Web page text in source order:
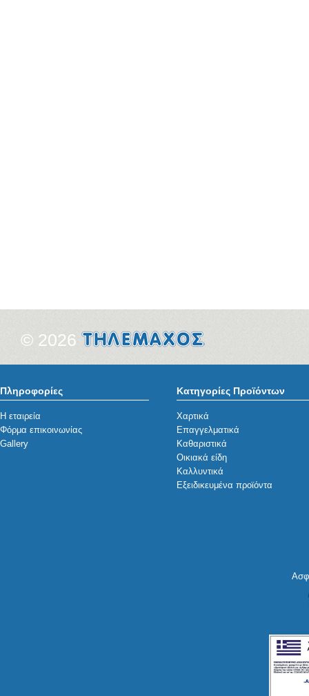
© 2026
Πληροφορίες
Η εταιρεία
Φόρμα επικοινωνίας
Gallery
Κατηγορίες Προϊόντων
Χαρτικά
Επαγγελματικά
Καθαριστικά
Οικιακά είδη
Καλλυντικά
Εξειδικευμένα προϊόντα